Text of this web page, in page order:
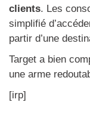
clients. Les
simplifié
partir d’une
Target a bien
une arme
[irp]